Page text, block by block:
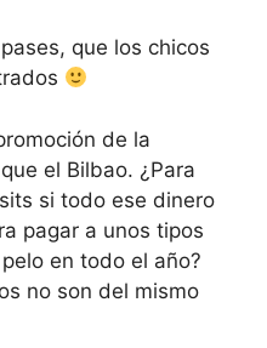
que los chicos
de la
el Bilbao. ¿Para
si todo ese dinero
pagar a unos tipos
en todo el año?
no son del mismo